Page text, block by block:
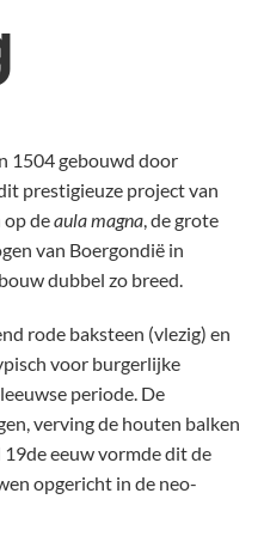
1504 gebouwd door
prestigieuze project van
op deaula magna, de grote
van Boergondië in
dubbel zo breed.
rode baksteen (vlezig) en
voor burgerlijke
periode. De
verving de houten balken
eeuw vormde dit de
opgericht in de neo-